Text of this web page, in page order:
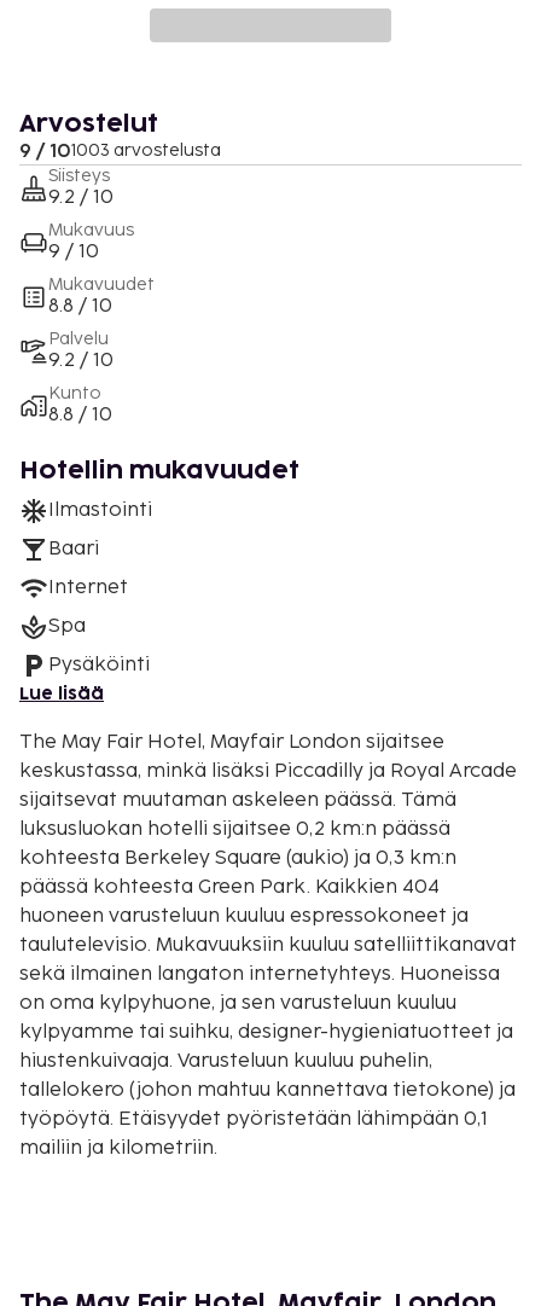
Arvostelut
9 / 101003 arvostelusta
Siisteys
9.2 / 10
Mukavuus
9 / 10
Mukavuudet
8.8 / 10
Palvelu
9.2 / 10
Kunto
8.8 / 10
Hotellin mukavuudet
Ilmastointi
Baari
Internet
Spa
Pysäköinti
Lue lisää
The May Fair Hotel, Mayfair London sijaitsee
keskustassa, minkä lisäksi Piccadilly ja Royal Arcade
sijaitsevat muutaman askeleen päässä. Tämä
luksusluokan hotelli sijaitsee 0,2 km:n päässä
kohteesta Berkeley Square (aukio) ja 0,3 km:n
päässä kohteesta Green Park. Kaikkien 404
huoneen varusteluun kuuluu espressokoneet ja
taulutelevisio. Mukavuuksiin kuuluu satelliittikanavat
sekä ilmainen langaton internetyhteys. Huoneissa
on oma kylpyhuone, ja sen varusteluun kuuluu
kylpyamme tai suihku, designer-hygieniatuotteet ja
hiustenkuivaaja. Varusteluun kuuluu puhelin,
tallelokero (johon mahtuu kannettava tietokone) ja
työpöytä. Etäisyydet pyöristetään lähimpään 0,1
mailiin ja kilometriin.